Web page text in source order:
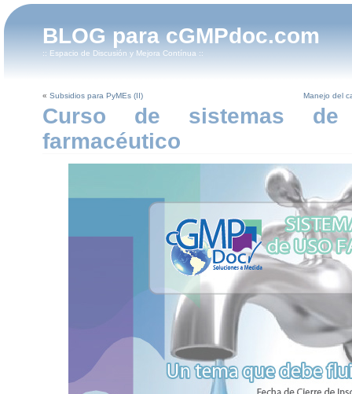
BLOG para cGMPdoc.com
:: Espacio de Discusión y Mejora Contínua ::
« Subsidios para PyMEs (II) Manejo del
Curso de sistemas
farmacéutico